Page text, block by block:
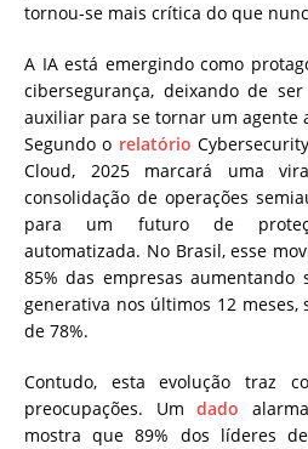
tornou-se mais crítica do que
A IA está emergindo como
cibersegurança, deixando de
auxiliar para se tornar um agente
Segundo o relatório
Cloud, 2025 marcará uma
consolidação de operações
para um futuro de
automatizada. No Brasil, esse
85% das empresas aumentando
generativa nos últimos 12
de 78%.
Contudo, esta evolução traz
preocupações. Um dado
mostra que 89% dos líderes